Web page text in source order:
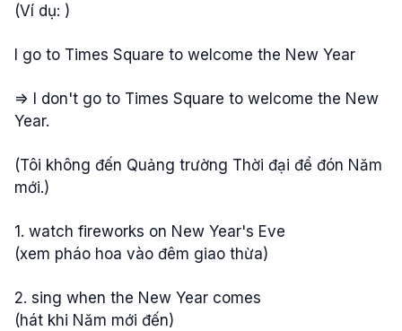
(Ví dụ: )
I go to Times Square to welcome the New Year
=> I don't go to Times Square to welcome the New
Year.
(Tôi không đến Quảng trường Thời đại để đón Năm
mới.)
1. watch fireworks on New Year's Eve
(xem pháo hoa vào đêm giao thừa)
2. sing when the New Year comes
(hát khi Năm mới đến)